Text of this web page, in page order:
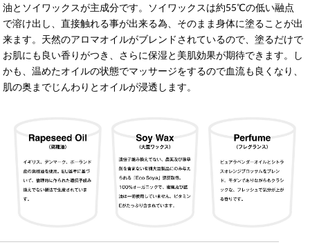
油とソイワックスが主成分です。ソイワックスは約55℃の低い融点
で溶け出し、直接触れる事が出来る為、そのまま身体に塗ることが出
来ます。天然のアロマオイルがブレンドされているので、塗るだけで
お肌にも良い香りがつき、さらに保湿と美肌効果が期待できます。し
かも、温めたオイルの状態でマッサージをするので血流も良くなり、
肌の奥までじんわりとオイルが浸透します。